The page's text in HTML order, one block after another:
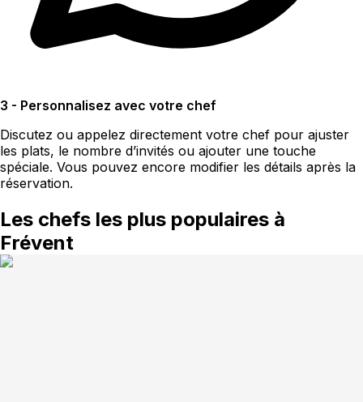
3 - Personnalisez avec votre chef
Discutez ou appelez directement votre chef pour ajuster
les plats, le nombre d’invités ou ajouter une touche
spéciale. Vous pouvez encore modifier les détails après la
réservation.
Les chefs les plus populaires à
Frévent